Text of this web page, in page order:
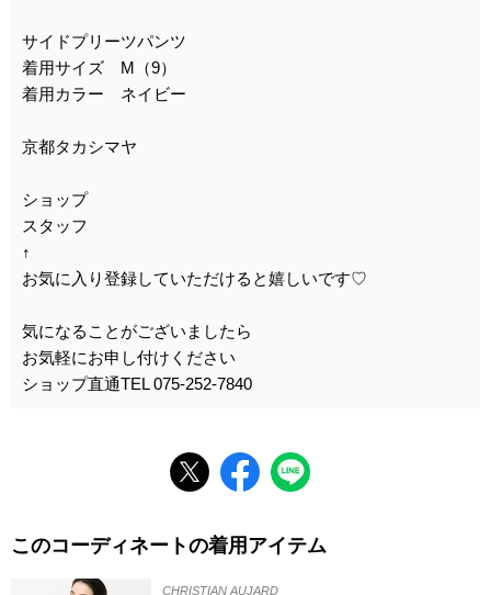
サイドプリーツパンツ
着用サイズ M（9）
着用カラー ネイビー
京都タカシマヤ
ショップ
スタッフ
↑
お気に入り登録していただけると嬉しいです♡
気になることがございましたら
お気軽にお申し付けください
ショップ直通TEL 075-252-7840
このコーディネートの着用アイテム
CHRISTIAN AUJARD